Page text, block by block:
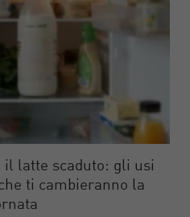
il latte scaduto: gli usi
ti cambieranno la